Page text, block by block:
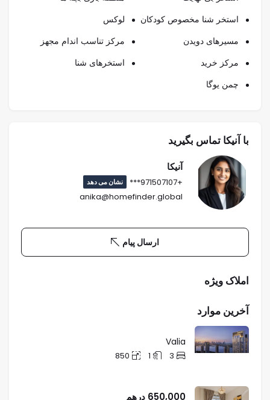
استخر شنا مخصوص کودکان
لوکس
مسیرهای دویدن
مرکز تناسب اندام مجهز
مرکز خرید
استخرهای شنا
چمن یوگا
با آنیکا تماس بگیرید
آنیکا
+971507107*** نشان می دهد
anika@homefinder.global
ارسال پیام
املاک ویژه
آخرین موارد
Valia
3
1
850
650,000 درهم